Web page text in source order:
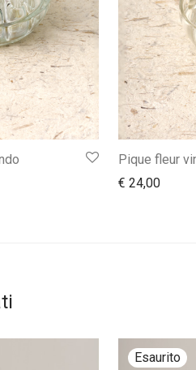
era: € 20,00.
è: € 10,00.
Pique fleur
€ 24,00